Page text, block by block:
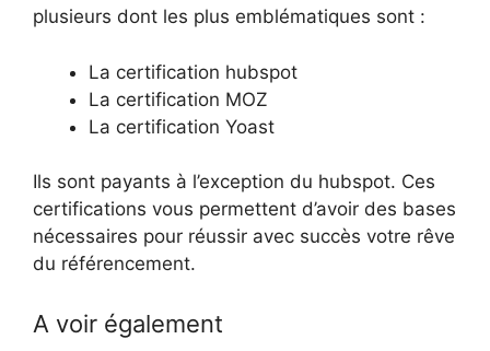
plusieurs dont les plus emblématiques sont :
La certification hubspot
La certification MOZ
La certification Yoast
Ils sont payants à l’exception du hubspot. Ces
certifications vous permettent d’avoir des bases
nécessaires pour réussir avec succès votre rêve
du référencement.
A voir également